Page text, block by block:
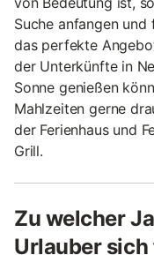
Suche anfangen und
das perfekte
der Unterkünfte in
Sonne genießen
Mahlzeiten gerne
der Ferienhaus und
Grill.
Zu welcher
Urlauber